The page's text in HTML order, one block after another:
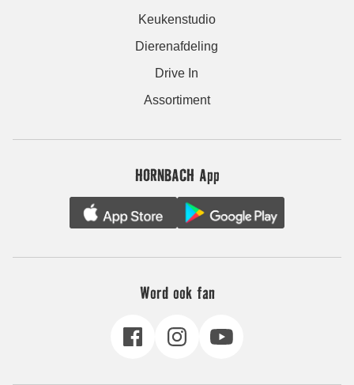
Keukenstudio
Dierenafdeling
Drive In
Assortiment
HORNBACH App
Word ook fan